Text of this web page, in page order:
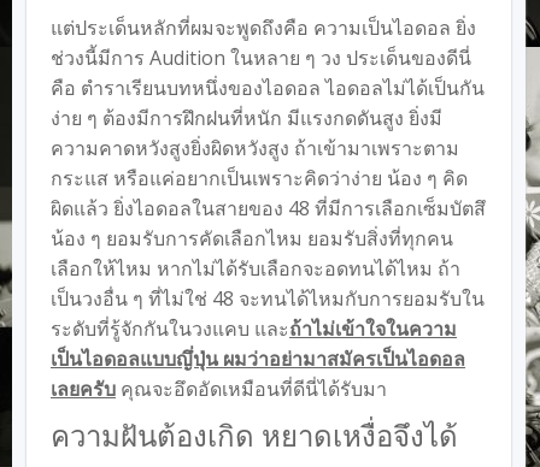
แต่ประเด็นหลักที่ผมจะพูดถึงคือ ความเป็นไอดอล ยิ่ง
ช่วงนี้มีการ Audition ในหลาย ๆ วง ประเด็นของดีนี่
คือ ตำราเรียนบทหนึ่งของไอดอล ไอดอลไม่ได้เป็นกัน
ง่าย ๆ ต้องมีการฝึกฝนที่หนัก มีแรงกดดันสูง ยิ่งมี
ความคาดหวังสูงยิ่งผิดหวังสูง ถ้าเข้ามาเพราะตาม
กระแส หรือแค่อยากเป็นเพราะคิดว่าง่าย น้อง ๆ คิด
ผิดแล้ว ยิ่งไอดอลในสายของ 48 ที่มีการเลือกเซ็มบัตสึ
น้อง ๆ ยอมรับการคัดเลือกไหม ยอมรับสิ่งที่ทุกคน
เลือกให้ไหม หากไม่ได้รับเลือกจะอดทนได้ไหม ถ้า
เป็นวงอื่น ๆ ที่ไม่ใช่ 48 จะทนได้ไหมกับการยอมรับใน
ระดับที่รู้จักกันในวงแคบ และถ้าไม่เข้าใจในความ
เป็นไอดอลแบบญึ่ปุ่น ผมว่าอย่ามาสมัครเป็นไอดอล
เลยครับ คุณจะอึดอัดเหมือนที่ดีนี่ได้รับมา
ความฝันต้องเกิด หยาดเหงื่อจึงได้